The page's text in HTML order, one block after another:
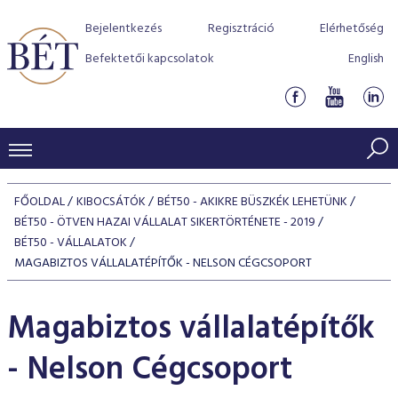
Bejelentkezés Regisztráció
Elérhetőség
Befektetői kapcsolatok
English
KERESKEDÉSI ADATOK
INDEXEK
Részvényindexek
Jelzáloglevél indexek
Vállalati kötvény indexek
Piaci forgalom
Azonnali Piac
Részvények
Származékos piac
BEFEKTETŐK
Termékcsoportok
Részvény szekció
Hitelpapír szekció
BÉT szabályzatok
Befektetővédelem
Alkalmazott díjstruktúra
Elszámolás
KIBOCSÁTÓK
Részvény és vállalati kötvény tőzsdei bevezetését
program
BÉT Xtend - Részvénypiac egyszerűen
TŐZSDETAGOK
Tőzsdetagok, üzletkötők
VENDOROK
FŐOLDAL KIBOCSÁTÓK
BÉT50 - AKIKRE BÜSZKÉK LEHETÜNK
BÉT50 - ÖTVEN HAZAI VÁLLALAT SIKERTÖRTÉNETE - 2019
BÉT50 - VÁLLALATOK
MAGABIZTOS VÁLLALATÉPÍTŐK - NELSON CÉGCSOPORT
Magabiztos vállalatépítők
- Nelson Cégcsoport